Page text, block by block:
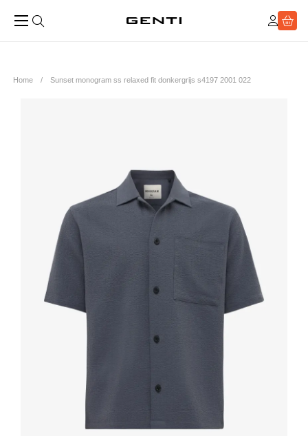
Home Sunset monogram ss relaxed fit donkergrijs s4197 2001 022